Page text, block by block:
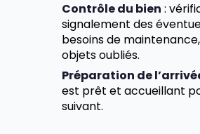
Contrôle du bien :
signalement des
besoins de
objets oubliés.
Préparation de
est prêt et accueillant
suivant.